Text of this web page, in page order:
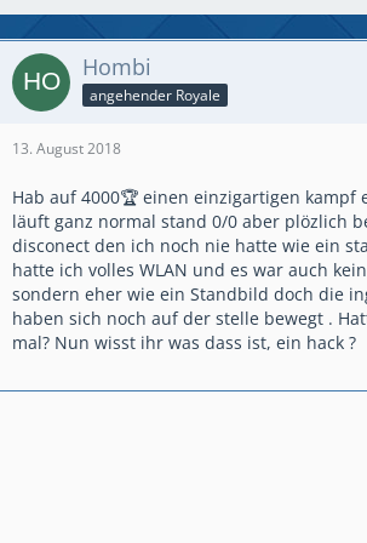
Hombi
angehender Royale
13. August 2018
Hab auf 4000🏆 einen einzigartigen kampf
läuft ganz normal stand 0/0 aber plözlich
disconect den ich noch nie hatte wie ein
hatte ich volles WLAN und es war auch
sondern eher wie ein Standbild doch die
haben sich noch auf der stelle bewegt .
mal? Nun wisst ihr was dass ist, ein hack ?